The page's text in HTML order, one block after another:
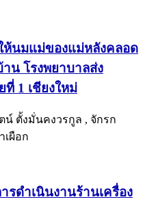
ห้นมแม่ของแม่หลังคลอด
น โรงพยาบาลส่ง
1 เชียงใหม่
ตั้งมั่นคงวรกูล , จักรก
ผือก
รดำเนินงานร้านเครื่อง